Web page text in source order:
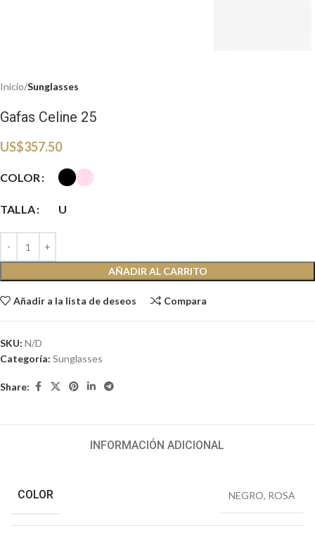
Inicio Sunglasses
Gafas Celine 25
US$357.50
COLOR
TALLA U
AÑADIR AL CARRITO
Añadir a la lista de deseos Compara
SKU: N/D
Categoría: Sunglasses
Share:
INFORMACIÓN ADICIONAL
COLOR NEGRO, ROSA